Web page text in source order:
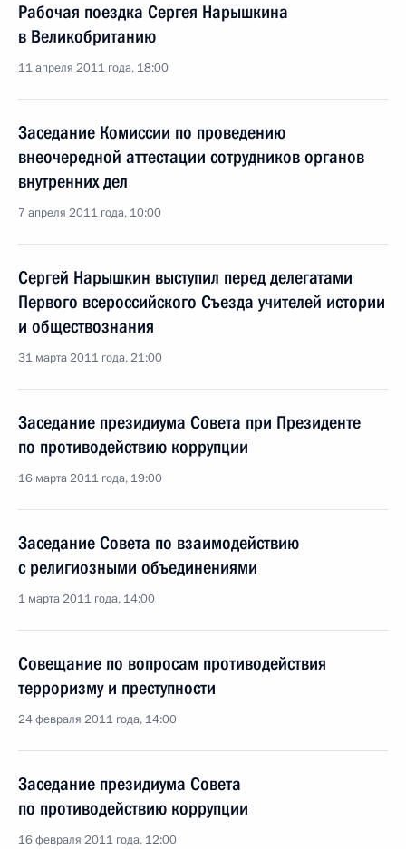
Рабочая поездка Сергея Нарышкина
в Великобританию
11 апреля 2011 года, 18:00
Заседание Комиссии по проведению
внеочередной аттестации сотрудников органов
внутренних дел
7 апреля 2011 года, 10:00
Сергей Нарышкин выступил перед делегатами
Первого всероссийского Съезда учителей истории
и обществознания
31 марта 2011 года, 21:00
Заседание президиума Совета при Президенте
по противодействию коррупции
16 марта 2011 года, 19:00
Заседание Совета по взаимодействию
с религиозными объединениями
1 марта 2011 года, 14:00
Совещание по вопросам противодействия
терроризму и преступности
24 февраля 2011 года, 14:00
Заседание президиума Совета
по противодействию коррупции
16 февраля 2011 года, 12:00